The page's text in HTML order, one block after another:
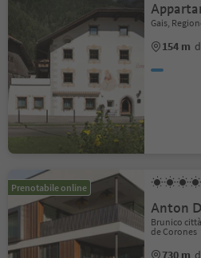
Gais,
154 m
Prenotabile online
Anton
Brunico
de Corones
730 m